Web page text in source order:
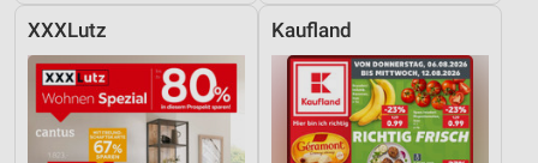
XXXLutz Kaufland